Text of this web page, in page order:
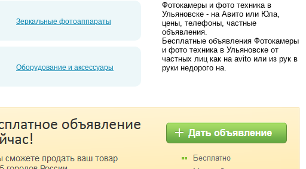
Зеркальные фотоаппараты
Оборудование и аксессуары
Фотокамеры и фото техника в
Ульяновске - на Авито или Юла,
цены, телефоны, частные
объявления.
Бесплатные объявления Фотокамеры
и фото техника в Ульяновске от
частных лиц как на avito или из рук в
руки недорого на.